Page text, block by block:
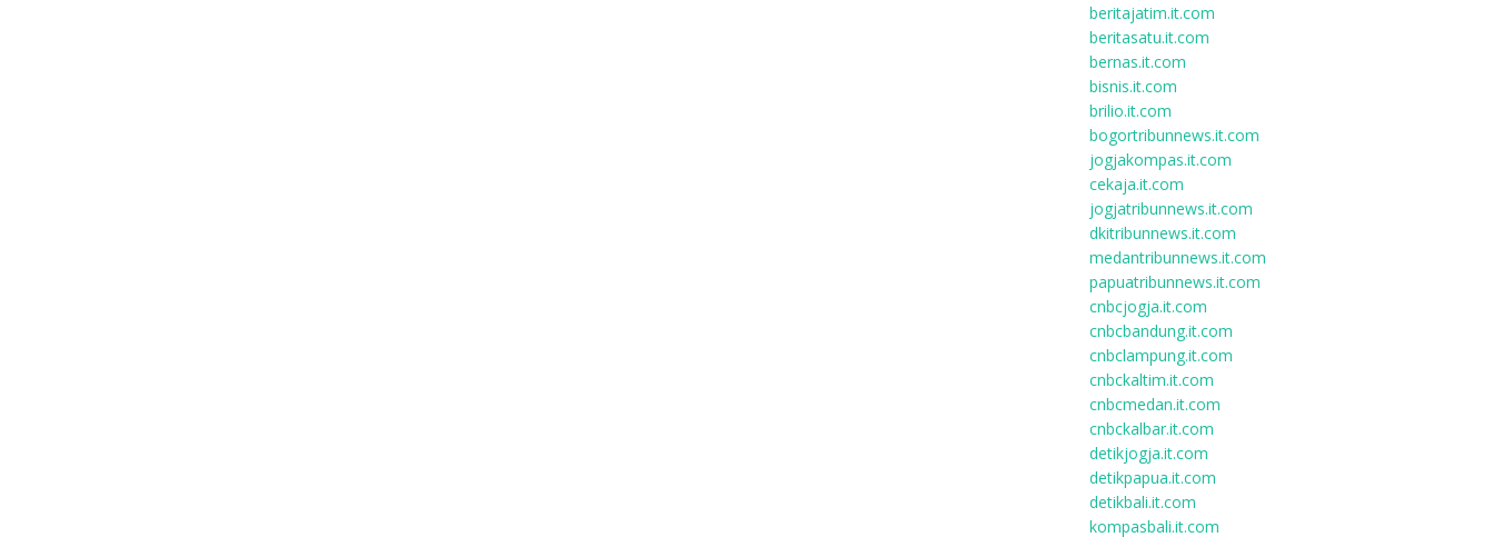
beritajatim.it.com
beritasatu.it.com
bernas.it.com
bisnis.it.com
brilio.it.com
bogortribunnews.it.com
jogjakompas.it.com
cekaja.it.com
jogjatribunnews.it.com
dkitribunnews.it.com
medantribunnews.it.com
papuatribunnews.it.com
cnbcjogja.it.com
cnbcbandung.it.com
cnbclampung.it.com
cnbckaltim.it.com
cnbcmedan.it.com
cnbckalbar.it.com
detikjogja.it.com
detikpapua.it.com
detikbali.it.com
kompasbali.it.com